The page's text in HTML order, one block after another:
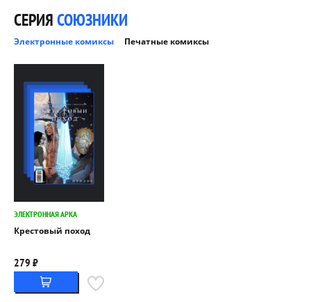
СЕРИЯСОЮЗНИКИ
Электронные комиксы Печатные комиксы
ЭЛЕКТРОННАЯ АРКА
Крестовый поход
279 ₽